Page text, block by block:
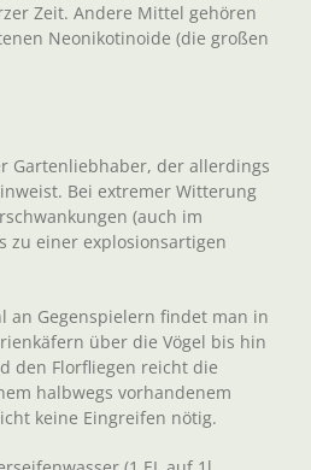
Zeit. Andere Mittel gehören
Neonikotinoide (die großen
Gartenliebhaber, der allerdings
Bei extremer Witterung
(auch im
zu einer explosionsartigen
an Gegenspielern findet man in
über die Vögel bis hin
den Florfliegen reicht die
halbwegs vorhandenem
keine Eingreifen nötig.